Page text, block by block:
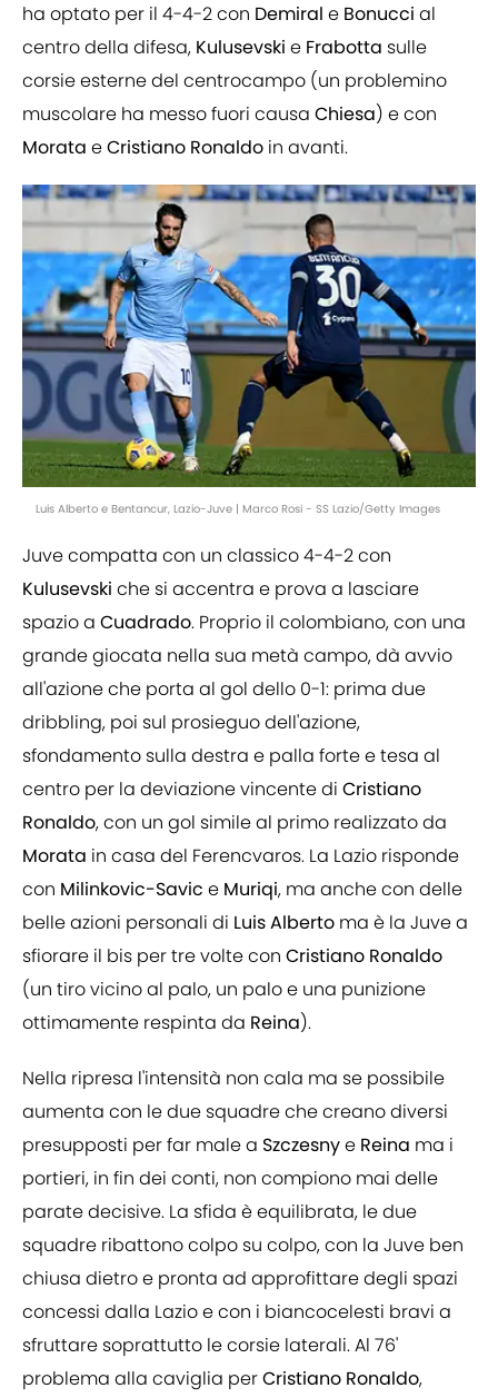
ha optato per il 4-4-2 con Demiral e Bonucci al
centro della difesa, Kulusevski e Frabotta sulle
corsie esterne del centrocampo (un problemino
muscolare ha messo fuori causa Chiesa) e con
Morata eCristiano Ronaldo in avanti.
Luis Alberto e Bentancur, Lazio-Juve | Marco Rosi - SS Lazio/Getty Images
Juve compatta con un classico 4-4-2 con
Kulusevski che si accentra e prova a lasciare
spazio a Cuadrado. Proprio il colombiano, con una
grande giocata nella sua metà campo, dà avvio
all'azione che porta al gol dello 0-1: prima due
dribbling, poi sul prosieguo dell'azione,
sfondamento sulla destra e palla forte e tesa al
centro per la deviazione vincente di Cristiano
Ronaldo, con un gol simile al primo realizzato da
Morata in casa del Ferencvaros. La Lazio risponde
con Milinkovic-Savic e Muriqi, ma anche con delle
belle azioni personali di LuisAlberto ma è la Juve a
sfiorare il bis per tre volte con Cristiano Ronaldo
(un tiro vicino al palo, un palo e una punizione
ottimamente respinta da Reina).
Nella ripresa l'intensità non cala ma se possibile
aumenta con le due squadre che creano diversi
presupposti per far male a Szczesnye Reina ma i
portieri, in fin dei conti, non compiono mai delle
parate decisive. La sfida è equilibrata, le due
squadre ribattono colpo su colpo, con la Juve ben
chiusa dietro e pronta ad approfittare degli spazi
concessi dalla Lazio e con i biancocelesti bravi a
sfruttare soprattutto le corsie laterali. Al 76'
problema alla caviglia perCristiano Ronaldo,